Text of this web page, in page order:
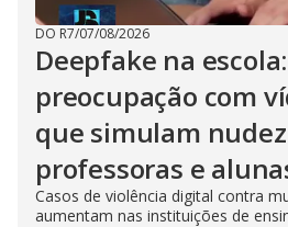
DO R7/07/08/2026
Deepfake na
preocupação com
que simulam
professoras e
Casos de violência digital contra
aumentam nas instituições de